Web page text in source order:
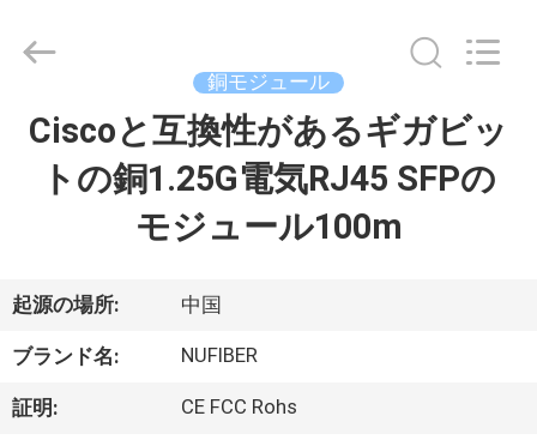
家
ダ
ク
ト
Shenzhen
Fivision
Rights
Developed
銅モジュール
Ciscoと互換性があるギガビッ
トの銅1.25G電気RJ45 SFPの
モジュール100m
起源の場所: 中国
ブランド名: NUFIBER
証明: CE FCC Rohs